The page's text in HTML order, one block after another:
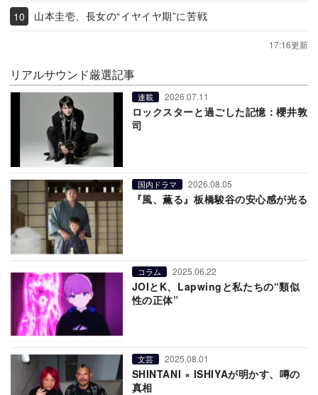
山本圭壱、長女の“イヤイヤ期”に苦戦
17:16更新
リアルサウンド厳選記事
連載 2026.07.11
ロックスターと過ごした記憶：櫻井敦
司
国内ドラマ 2026.08.05
『風、薫る』板橋駿谷の安心感が光る
コラム 2025.06.22
JOIとK、Lapwingと私たちの“類似
性の正体”
文芸 2025.08.01
SHINTANI × ISHIYAが明かす、噂の
真相